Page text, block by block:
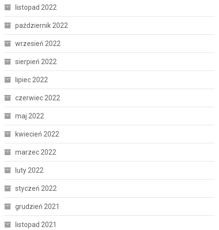
listopad 2022
październik 2022
wrzesień 2022
sierpień 2022
lipiec 2022
czerwiec 2022
maj 2022
kwiecień 2022
marzec 2022
luty 2022
styczeń 2022
grudzień 2021
listopad 2021